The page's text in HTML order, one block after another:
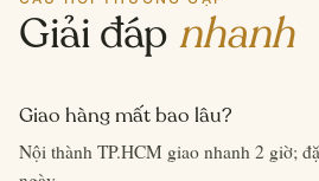
Giải đápnhanh
Giao hàng mất bao lâu?
Nội thành TP.HCM giao nhanh 2 giờ;